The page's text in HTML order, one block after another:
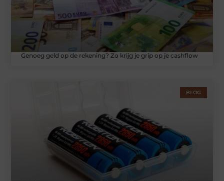
Genoeg geld op de rekening? Zo krijg je grip op je cashflow
BLOG